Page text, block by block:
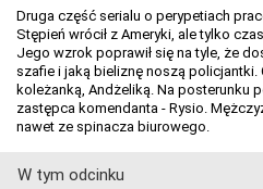
Druga część serialu o perypetiach
Stępień wrócił z Ameryki, ale tylko
Jego wzrok poprawił się na tyle, że
szafie i jaką bieliznę noszą
koleżanką, Andżeliką. Na posterunku
zastępca komendanta - Rysio.
nawet ze spinacza biurowego.
W tym odcinku